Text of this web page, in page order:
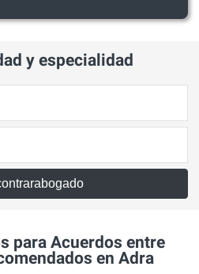
y especialidad
para Acuerdos entre
en Adra